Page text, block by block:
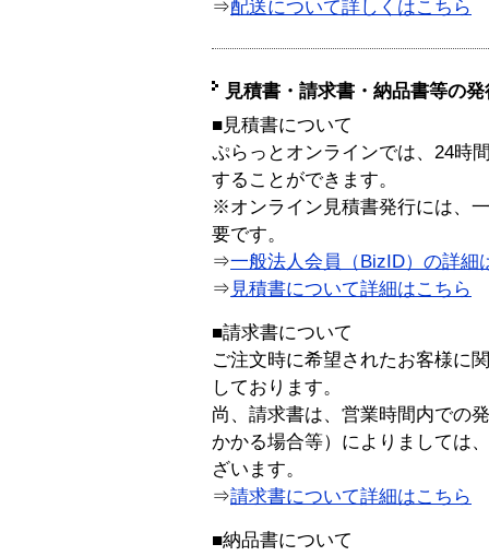
⇒配送について詳しくはこちら
見積書・請求書・納品書等の
■見積書について
ぷらっとオンラインでは、24時
することができます。
※オンライン見積書発行には、
要です。
⇒一般法人会員（BizID）の詳細
⇒ 見積書について詳細はこちら
■請求書について
ご注文時に希望されたお客様に
しております。
尚、請求書は、営業時間内での
かかる場合等）によりましては
ざいます。
⇒請求書について詳細はこちら
■納品書について